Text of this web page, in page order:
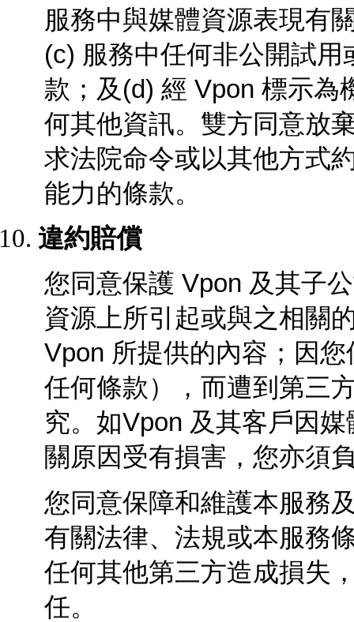
服務中與媒體資源表現有
(c) 服務中任何非公開試
款；及(d) 經 Vpon 標示為
何其他資訊。雙方同意放
求法院命令或以其他方式
能力的條款。
違約賠償
您同意保護 Vpon 及其子
資源上所引起或與之相關
Vpon 所提供的內容；因
任何條款），而遭到第三
究。如Vpon 及其客戶因
關原因受有損害，您亦須
您同意保障和維護本服務
有關法律、法規或本服務
任何其他第三方造成損失
任。